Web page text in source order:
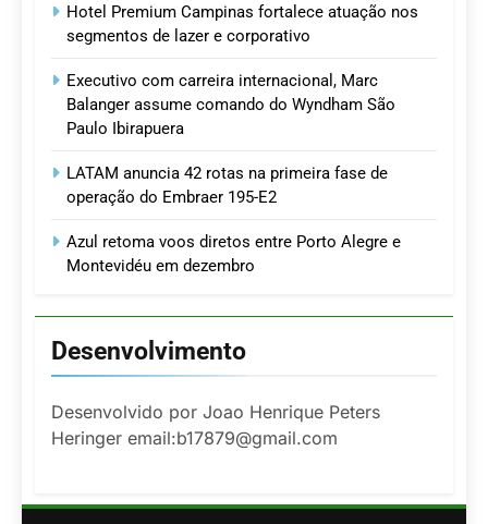
Hotel Premium Campinas fortalece atuação nos
segmentos de lazer e corporativo
Executivo com carreira internacional, Marc
Balanger assume comando do Wyndham São
Paulo Ibirapuera
LATAM anuncia 42 rotas na primeira fase de
operação do Embraer 195-E2
Azul retoma voos diretos entre Porto Alegre e
Montevidéu em dezembro
Desenvolvimento
Desenvolvido por Joao Henrique Peters
Heringer email:b17879@gmail.com